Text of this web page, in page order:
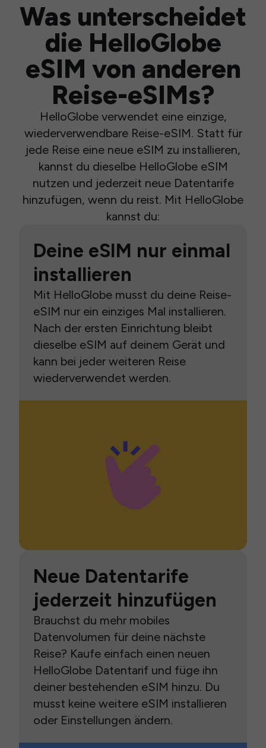
Was unterscheidet
die HelloGlobe
eSIM von anderen
Reise-eSIMs?
HelloGlobe verwendet eine einzige,
wiederverwendbare Reise-eSIM. Statt für
jede Reise eine neue eSIM zu installieren,
kannst du dieselbe HelloGlobe eSIM
nutzen und jederzeit neue Datentarife
hinzufügen, wenn du reist. Mit HelloGlobe
kannst du:
Deine eSIM nur einmal
installieren
Mit HelloGlobe musst du deine Reise-
eSIM nur ein einziges Mal installieren.
Nach der ersten Einrichtung bleibt
dieselbe eSIM auf deinem Gerät und
kann bei jeder weiteren Reise
wiederverwendet werden.
Neue Datentarife
jederzeit hinzufügen
Brauchst du mehr mobiles
Datenvolumen für deine nächste
Reise? Kaufe einfach einen neuen
HelloGlobe Datentarif und füge ihn
deiner bestehenden eSIM hinzu. Du
musst keine weitere eSIM installieren
oder Einstellungen ändern.